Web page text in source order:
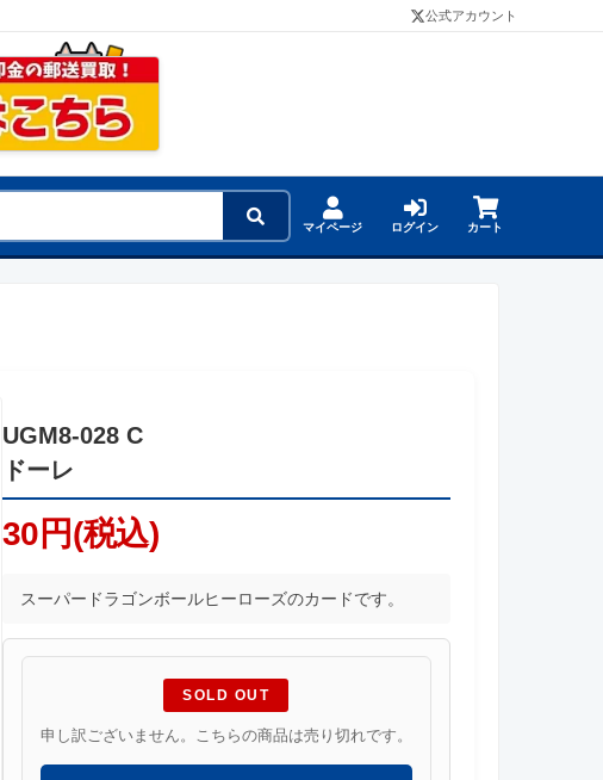
公式アカウント
マイページ ログイン カート
UGM8-028 C
ドーレ
30円(税込)
スーパードラゴンボールヒーローズのカードです。
SOLD OUT
申し訳ございません。こちらの商品は売り切れです。